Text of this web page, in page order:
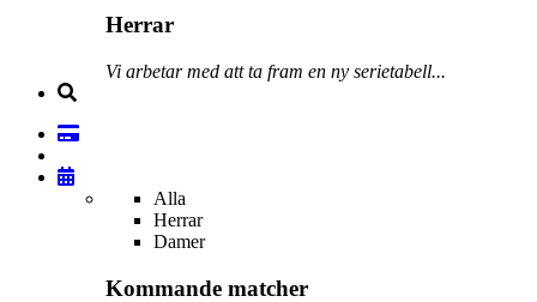
Herrar
Vi arbetar med att ta fram en ny serietabell...
Alla
Herrar
Damer
Kommande matcher